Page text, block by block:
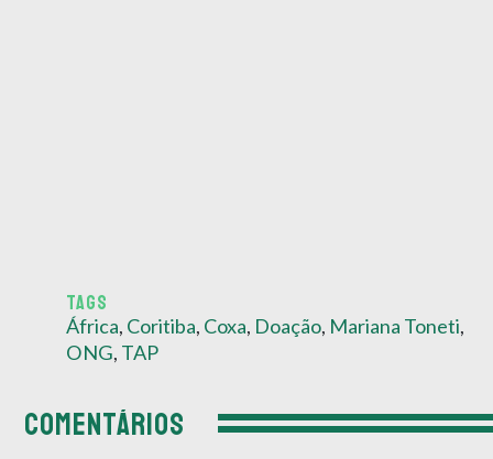
TAGS
África, Coritiba, Coxa, Doação, Mariana Toneti,
ONG, TAP
COMENTÁRIOS